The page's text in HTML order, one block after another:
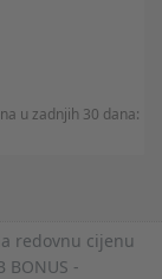
u zadnjih 30 dana:
redovnu cijenu
BONUS -